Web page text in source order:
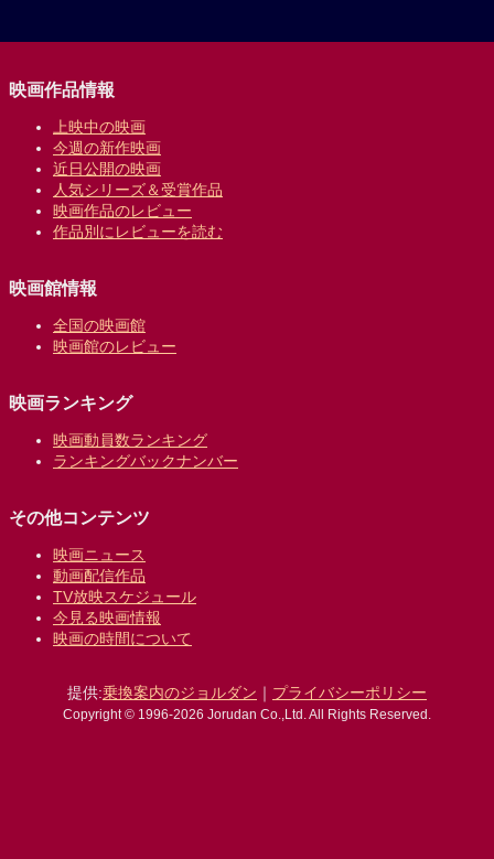
映画作品情報
上映中の映画
今週の新作映画
近日公開の映画
人気シリーズ＆受賞作品
映画作品のレビュー
作品別にレビューを読む
映画館情報
全国の映画館
映画館のレビュー
映画ランキング
映画動員数ランキング
ランキングバックナンバー
その他コンテンツ
映画ニュース
動画配信作品
TV放映スケジュール
今見る映画情報
映画の時間について
提供:乗換案内のジョルダン ｜ プライバシーポリシー
Copyright © 1996-2026 Jorudan Co.,Ltd. All Rights Reserved.